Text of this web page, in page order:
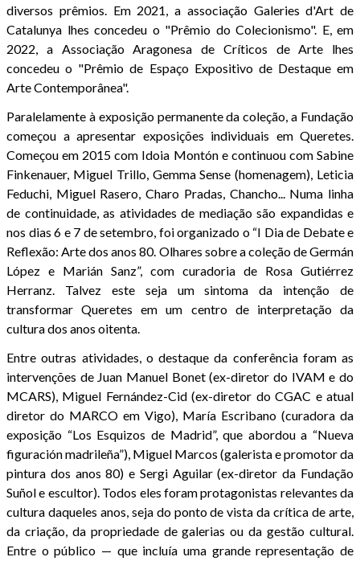
diversos prêmios. Em 2021, a associação Galeries d'Art de
Catalunya lhes concedeu o "Prêmio do Colecionismo". E, em
2022, a Associação Aragonesa de Críticos de Arte lhes
concedeu o "Prêmio de Espaço Expositivo de Destaque em
Arte Contemporânea".
Paralelamente à exposição permanente da coleção, a Fundação
começou a apresentar exposições individuais em Queretes.
Começou em 2015 com Idoia Montón e continuou com Sabine
Finkenauer, Miguel Trillo, Gemma Sense (homenagem), Leticia
Feduchi, Miguel Rasero, Charo Pradas, Chancho... Numa linha
de continuidade, as atividades de mediação são expandidas e
nos dias 6 e 7 de setembro, foi organizado o “I Dia de Debate e
Reflexão: Arte dos anos 80. Olhares sobre a coleção de Germán
López e Marián Sanz”, com curadoria de Rosa Gutiérrez
Herranz. Talvez este seja um sintoma da intenção de
transformar Queretes em um centro de interpretação da
cultura dos anos oitenta.
Entre outras atividades, o destaque da conferência foram as
intervenções de Juan Manuel Bonet (ex-diretor do IVAM e do
MCARS), Miguel Fernández-Cid (ex-diretor do CGAC e atual
diretor do MARCO em Vigo), María Escribano (curadora da
exposição “Los Esquizos de Madrid”, que abordou a “Nueva
figuración madrileña”), Miguel Marcos (galerista e promotor da
pintura dos anos 80) e Sergi Aguilar (ex-diretor da Fundação
Suñol e escultor). Todos eles foram protagonistas relevantes da
cultura daqueles anos, seja do ponto de vista da crítica de arte,
da criação, da propriedade de galerias ou da gestão cultural.
Entre o público — que incluía uma grande representação de